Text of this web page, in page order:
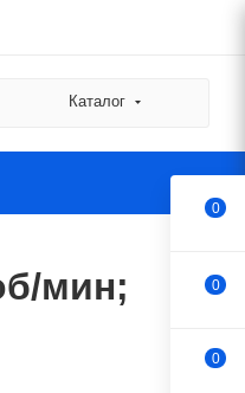
Каталог
мин;
0
0
0